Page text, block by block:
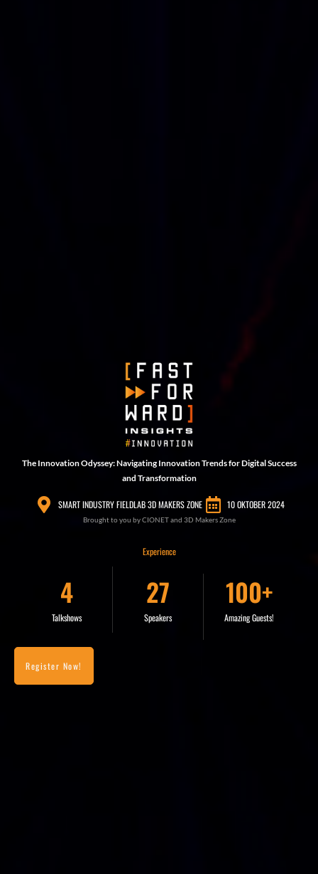
The Innovation Odyssey: Navigating Innovation Trends for Digital Success
and Transformation
SMART INDUSTRY FIELDLAB 3D MAKERS ZONE 10 OKTOBER 2024
Brought to you by CIONET and 3D Makers Zone
Experience
Talkshows
4
Speakers
27
Amazing Guests!
100+
Register Now!